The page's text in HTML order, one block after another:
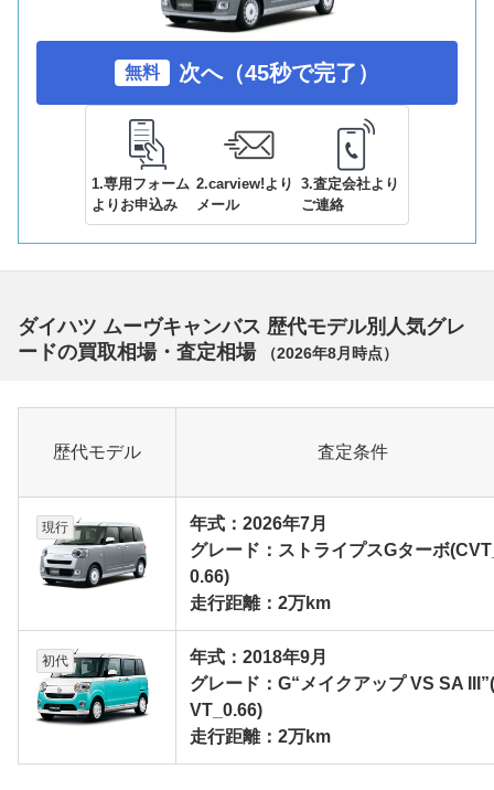
無料 次へ（45秒で完了）
1.専用フォーム
よりお申込み
2.carview!より
メール
3.査定会社より
ご連絡
ダイハツ ムーヴキャンバス 歴代モデル別人気グレ
ードの買取相場・査定相場
（2026年8月 時点）
歴代モデル 査定条件
現行
年式：2026年7月
グレード：ストライプスGターボ
0.66)
走行距離：2万km
初代
年式：2018年9月
グレード：G“メイクアップ VS SA
VT_0.66)
走行距離：2万km